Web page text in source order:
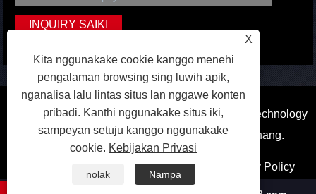
Hak Cipta © 2023 Dongguan Qihang Electronic Technology
Co.,Ltd. Kabeh hak dilindhungi undhang-undhang.
RSS XML Privacy Policy
X
Kita nggunakake cookie kanggo menehi
pengalaman browsing sing luwih apik,
nganalisa lalu lintas situs lan nggawe konten
pribadi. Kanthi nggunakake situs iki,
sampeyan setuju kanggo nggunakake
cookie. Kebijakan Privasi
nolak
Nampa